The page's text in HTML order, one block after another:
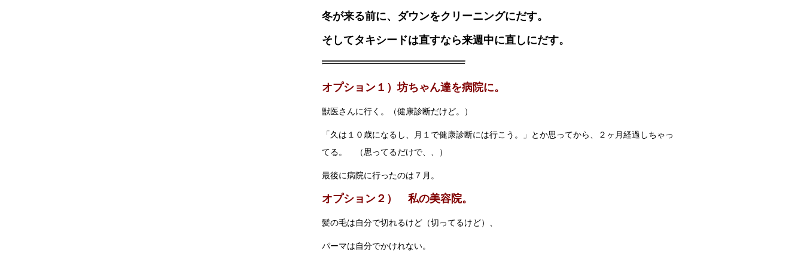
冬が来る前に、ダウンをクリーニングにだす。
そしてタキシードは直すなら来週中に直しにだす。
オプション１）坊ちゃん達を病院に。
獣医さんに行く。（健康診断だけど。）
「久は１０歳になるし、月１で健康診断には行こう。」とか思ってから、２ヶ月経過しちゃっ
てる。 （思ってるだけで、、）
最後に病院に行ったのは７月。
オプション２） 私の美容院。
髪の毛は自分で切れるけど（切ってるけど）、
パーマは自分でかけれない。